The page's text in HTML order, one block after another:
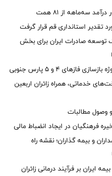
تقدیر استانداری قم قرار گرفت
بانک توسعه صادرات ایران برای بخش
۴ و ۵ پارس جنوبی
خدماتی، همراه زائران اربعین
وصول مطالبات
در ایجاد انضباط مالی
و بیمه گذاران؛ نقشه راه
ایران بر فرآیند درمانی زائران